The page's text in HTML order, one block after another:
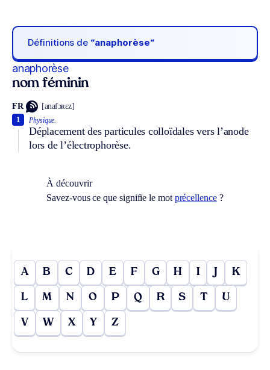
Définitions de “anaphorèse“
anaphorèse
nom féminin
FR [anafɔʀɛz]
Physique.
Déplacement des particules colloïdales vers l’anode
lors de l’électrophorèse.
1
À découvrir
Savez-vous ce que signifie le mot précellence?
A B C D E F G H I J K
L M N O P Q R S T U
V W X Y Z